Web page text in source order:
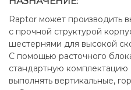
Raptor может производить
с прочной структурой
шестернями для высокой
С помощью расточного
стандартную комплектацию
выполнять вертикальные,